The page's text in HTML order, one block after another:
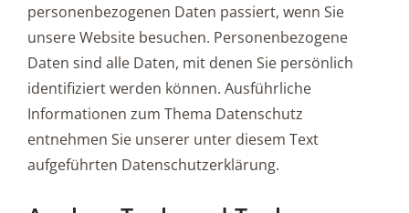
personenbezogenen Daten passiert, wenn Sie
unsere Website besuchen. Personenbezogene
Daten sind alle Daten, mit denen Sie persönlich
identifiziert werden können. Ausführliche
Informationen zum Thema Datenschutz
entnehmen Sie unserer unter diesem Text
aufgeführten Datenschutzerklärung.